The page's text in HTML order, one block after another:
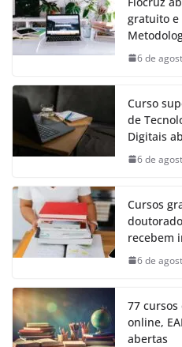
gratuito
6 de
Curso
de
Digitais
6 de
Cursos
recebem
6 de
77
online,
abertas